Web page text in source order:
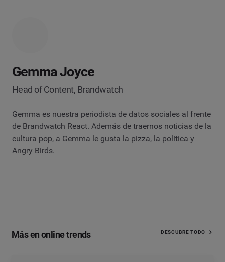
Gemma Joyce
Head of Content, Brandwatch
Gemma es nuestra periodista de datos sociales al frente
de Brandwatch React. Además de traernos noticias de la
cultura pop, a Gemma le gusta la pizza, la política y
Angry Birds.
Más en online trends DESCUBRE TODO